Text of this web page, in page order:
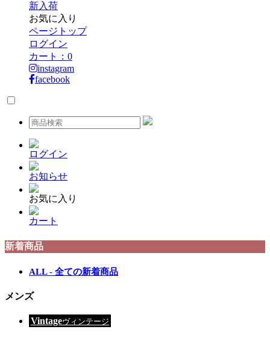
新入荷
お気に入り
ページトップ
ログイン
カート： 0
instagram
facebook
ログイン
お知らせ
お気に入り
カート
新着商品
ALL - 全ての新着商品
メンズ
Vintageヴィンテージ